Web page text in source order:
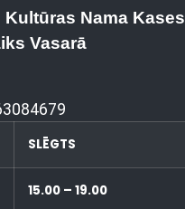
Nama Kases
Vasarā
SLĒGTS
15.00 – 19.00